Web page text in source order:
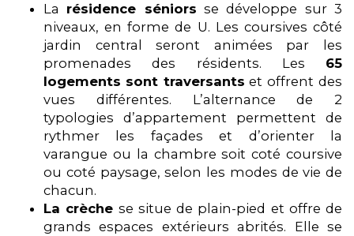
La résidence séniors se développe sur 3
niveaux, en forme de U. Les coursives côté
jardin central seront animées par les
promenades des résidents. Les 65
logements sont traversants et offrent des
vues différentes. L’alternance de 2
typologies d’appartement permettent de
rythmer les façades et d’orienter la
varangue ou la chambre soit coté coursive
ou coté paysage, selon les modes de vie de
chacun.
La crèche se situe de plain-pied et offre de
grands espaces extérieurs abrités. Elle se